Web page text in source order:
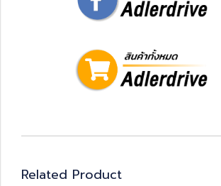
Related Product